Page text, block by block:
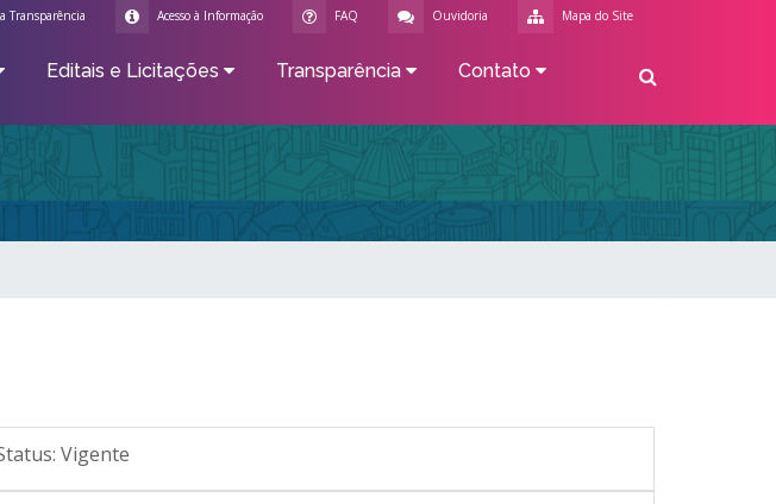
Mapa do Site
Ouvidoria
FAQ
Acesso à Informação
Transparência
Editais e Licitações Transparência Contato
Vigente